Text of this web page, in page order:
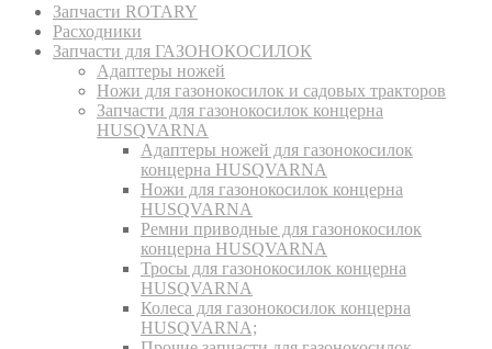
Запчасти ROTARY
Расходники
Запчасти для ГАЗОНОКОСИЛОК
Адаптеры ножей
Ножи для газонокосилок и садовых тракторов
Запчасти для газонокосилок концерна
HUSQVARNA
Адаптеры ножей для газонокосилок
концерна HUSQVARNA
Ножи для газонокосилок концерна
HUSQVARNA
Ремни приводные для газонокосилок
концерна HUSQVARNA
Тросы для газонокосилок концерна
HUSQVARNA
Колеса для газонокосилок концерна
HUSQVARNA;